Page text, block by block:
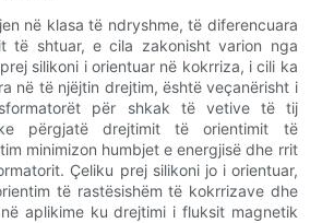
në klasa të ndryshme, të diferencuara
të shtuar, e cila zakonisht varion nga
silikoni i orientuar në kokrriza, i cili ka
në të njëjtin drejtim, është veçanërisht i
për shkak të vetive të tij
përgjatë drejtimit të orientimit të
minimizon humbjet e energjisë dhe rrit
Çeliku prej silikoni jo i orientuar,
të rastësishëm të kokrrizave dhe
aplikime ku drejtimi i fluksit magnetik